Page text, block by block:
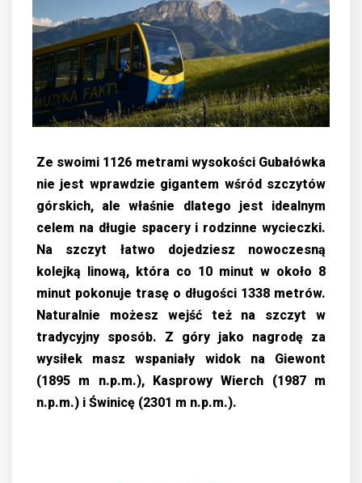
Ze swoimi 1126 metrami wysokości Gubałówka
nie jest wprawdzie gigantem wśród szczytów
górskich, ale właśnie dlatego jest idealnym
celem na długie spacery i rodzinne wycieczki.
Na szczyt łatwo dojedziesz nowoczesną
kolejką linową, która co 10 minut w około 8
minut pokonuje trasę o długości 1338 metrów.
Naturalnie możesz wejść też na szczyt w
tradycyjny sposób. Z góry jako nagrodę za
wysiłek masz wspaniały widok na Giewont
(1895 m n.p.m.), Kasprowy Wierch (1987 m
n.p.m.) i Świnicę (2301 m n.p.m.).